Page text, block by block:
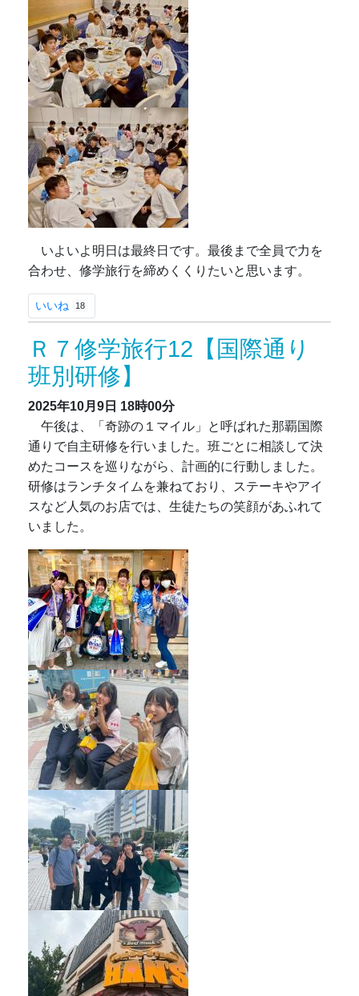
いよいよ明日は最終日です。最後まで全員で力を
合わせ、修学旅行を締めくくりたいと思います。
いいね 18
Ｒ７修学旅行12【国際通り
班別研修】
2025年10月9日 18時00分
午後は、「奇跡の１マイル」と呼ばれた那覇国際
通りで自主研修を行いました。班ごとに相談して決
めたコースを巡りながら、計画的に行動しました。
研修はランチタイムを兼ねており、ステーキやアイ
スなど人気のお店では、生徒たちの笑顔があふれて
いました。